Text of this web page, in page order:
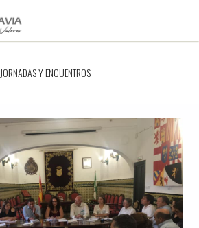
JORNADAS Y ENCUENTROS